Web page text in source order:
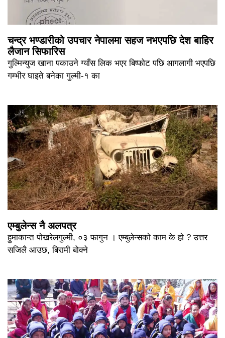
चन्द्र भण्डारीको उपचार नेपालमा सहज नभएपछि देश बाहिर
लैजान सिफारिस
गुल्मिन्युज खाना पकाउने ग्याँस लिक भएर बिष्फोट पछि आगलागी भएपछि
गम्भीर घाइते बनेका गुल्मी-१ का
एम्बुलेन्स नै अलपत्र
हुमाकान्त पोखरेलगुल्मी, ०३ फागुन । एम्बुलेन्सको काम के हो ? उत्तर
सजिलै आउछ, बिरामी बोक्ने